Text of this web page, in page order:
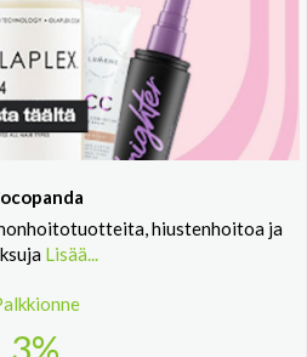
hiustenhoitoa ja
Lisää...